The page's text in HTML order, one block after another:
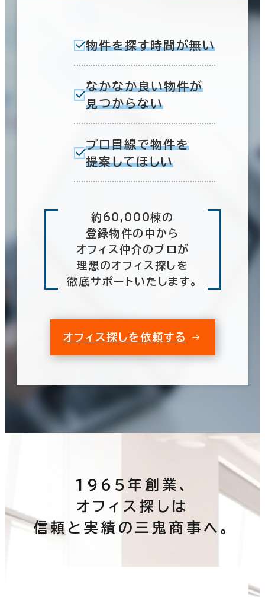
物件を探す時間が無い
なかなか良い物件が
見つからない
プロ目線で物件を
提案してほしい
約60,000棟の
登録物件の中から
オフィス仲介のプロが
理想のオフィス探しを
徹底サポートいたします。
オフィス探しを依頼する
1965年創業、
オフィス探しは
信頼と実績の三鬼商事へ。